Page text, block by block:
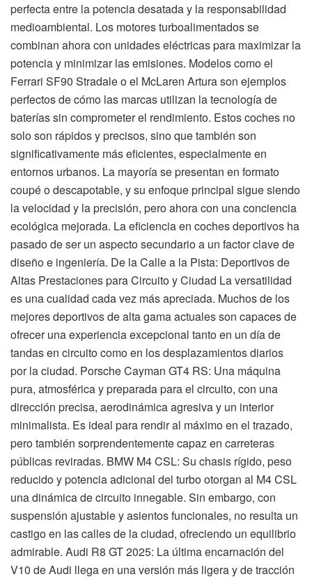
perfecta entre la potencia desatada y la responsabilidad
medioambiental. Los motores turboalimentados se
combinan ahora con unidades eléctricas para maximizar la
potencia y minimizar las emisiones. Modelos como el
Ferrari SF90 Stradale o el McLaren Artura son ejemplos
perfectos de cómo las marcas utilizan la tecnología de
baterías sin comprometer el rendimiento. Estos coches no
solo son rápidos y precisos, sino que también son
significativamente más eficientes, especialmente en
entornos urbanos. La mayoría se presentan en formato
coupé o descapotable, y su enfoque principal sigue siendo
la velocidad y la precisión, pero ahora con una conciencia
ecológica mejorada. La eficiencia en coches deportivos ha
pasado de ser un aspecto secundario a un factor clave de
diseño e ingeniería. De la Calle a la Pista: Deportivos de
Altas Prestaciones para Circuito y Ciudad La versatilidad
es una cualidad cada vez más apreciada. Muchos de los
mejores deportivos de alta gama actuales son capaces de
ofrecer una experiencia excepcional tanto en un día de
tandas en circuito como en los desplazamientos diarios
por la ciudad. Porsche Cayman GT4 RS: Una máquina
pura, atmosférica y preparada para el circuito, con una
dirección precisa, aerodinámica agresiva y un interior
minimalista. Es ideal para rendir al máximo en el trazado,
pero también sorprendentemente capaz en carreteras
públicas reviradas. BMW M4 CSL: Su chasis rígido, peso
reducido y potencia adicional del turbo otorgan al M4 CSL
una dinámica de circuito innegable. Sin embargo, con
suspensión ajustable y asientos funcionales, no resulta un
castigo en las calles de la ciudad, ofreciendo un equilibrio
admirable. Audi R8 GT 2025: La última encarnación del
V10 de Audi llega en una versión más ligera y de tracción